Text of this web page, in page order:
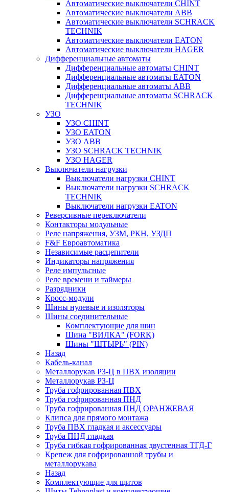
Автоматические выключатели CHINT
Автоматические выключатели ABB
Автоматические выключатели SCHRACK
TECHNIK
Автоматические выключатели EATON
Автоматические выключатели HAGER
Дифференциальные автоматы
Дифференциальные автоматы CHINT
Дифференциальные автоматы EATON
Дифференциальные автоматы ABB
Дифференциальные автоматы SCHRACK
TECHNIK
УЗО
УЗО CHINT
УЗО EATON
УЗО ABB
УЗО SCHRACK TECHNIK
УЗО HAGER
Выключатели нагрузки
Выключатели нагрузки CHINT
Выключатели нагрузки SCHRACK
TECHNIK
Выключатели нагрузки EATON
Реверсивные переключатели
Контакторы модульные
Реле напряжения, УЗМ, РКН, УЗДП
F&F Евроавтоматика
Независимые расцепители
Индикаторы напряжения
Реле импульсные
Реле времени и таймеры
Разрядники
Кросс-модули
Шины нулевые и изоляторы
Шины соединительные
Комплектующие для шин
Шина "ВИЛКА" (FORK)
Шины "ШТЫРЬ" (PIN)
Назад
Кабель-канал
Металлорукав РЗ-Ц в ПВХ изоляции
Металлорукав РЗ-Ц
Труба гофрированная ПВХ
Труба гофрированная ПНД
Труба гофрированная ПНД ОРАНЖЕВАЯ
Клипса для прямого монтажа
Труба ПВХ гладкая и аксессуары
Труба ПНД гладкая
Труба гибкая гофрированная двустенная ТГД-Г
Крепеж для гофрированной трубы и
металлорукава
Назад
Комплектующие для щитов